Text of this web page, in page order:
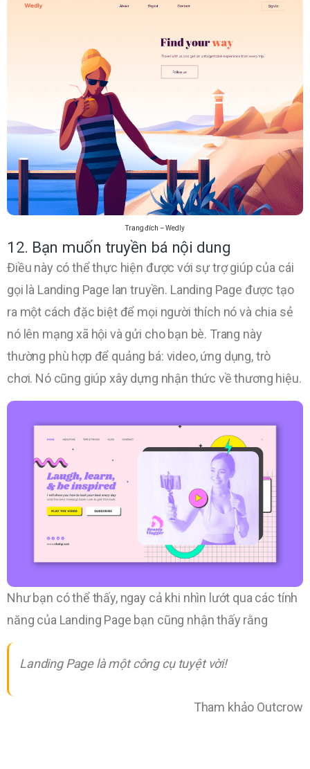
Trang đích – Wedly
12. Bạn muốn truyền bá nội dung
Điều này có thể thực hiện được với sự trợ giúp của cái
gọi là Landing Page lan truyền. Landing Page được tạo
ra một cách đặc biệt để mọi người thích nó và chia sẻ
nó lên mạng xã hội và gửi cho bạn bè. Trang này
thường phù hợp để quảng bá: video, ứng dụng, trò
chơi. Nó cũng giúp xây dựng nhận thức về thương hiệu.
Như bạn có thể thấy, ngay cả khi nhìn lướt qua các tính
năng của Landing Page bạn cũng nhận thấy rằng
Landing Page là một công cụ tuyệt vời!
Tham khảo Outcrow